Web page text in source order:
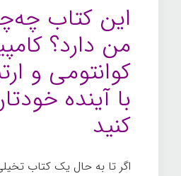
این کتاب
من دارد؟
کوانتومی و
با آینده
کنید
اگر تا به حال یک کتاب